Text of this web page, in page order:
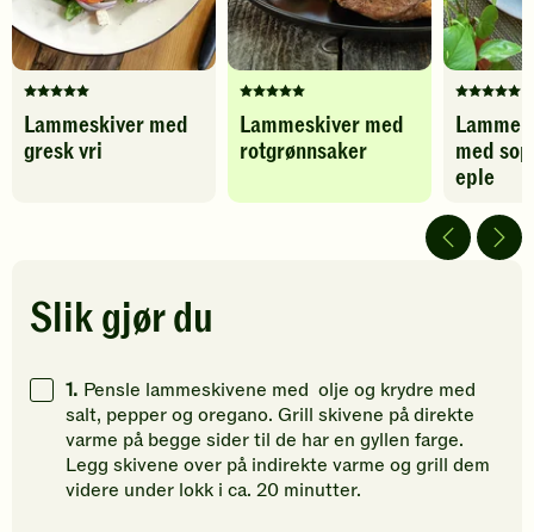
Denne
oppskriften
har
første
til
vurdere
denne
oppskriften.
Lammeskiver med
gresk vri
Denne
oppskriften
har
5
din
vurdering.
Lammeskiver med
rotgrønnsaker
Denne
har
fått
av
5
din
med
eple
Slik gjør du
1. Pensle lammeskivene med olje og krydre med
salt, pepper og oregano. Grill skivene på direkte
varme på begge sider til de har en gyllen farge.
Legg skivene over på indirekte varme og grill dem
videre under lokk i ca. 20 minutter.